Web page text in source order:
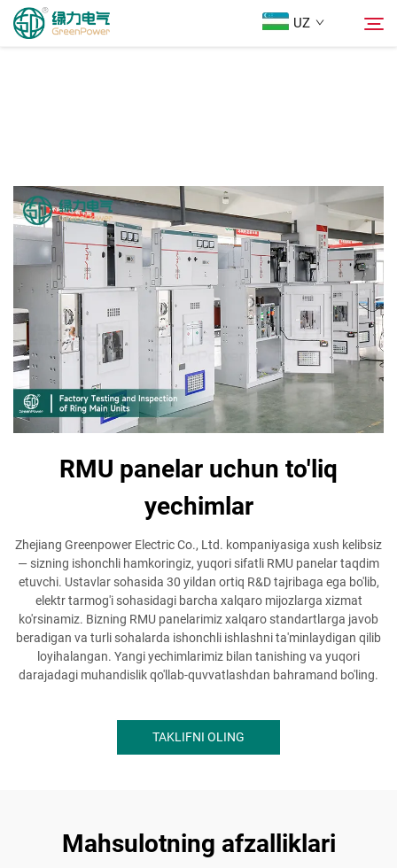
UZ
Biz Haqimizda
Yechimlar
Biz bilan bog'lanish
RMU panelar uchun to'liq
yechimlar
Zhejiang Greenpower Electric Co., Ltd. kompaniyasiga xush kelibsiz
— sizning ishonchli hamkoringiz, yuqori sifatli RMU panelar taqdim
etuvchi. Ustavlar sohasida 30 yildan ortiq R&D tajribaga ega bo'lib,
elektr tarmog'i sohasidagi barcha xalqaro mijozlarga xizmat
ko'rsinamiz. Bizning RMU panelarimiz xalqaro standartlarga javob
beradigan va turli sohalarda ishonchli ishlashni ta'minlaydigan qilib
loyihalangan. Yangi yechimlarimiz bilan tanishing va yuqori
darajadagi muhandislik qo'llab-quvvatlashdan bahramand bo'ling.
TAKLIFNI OLING
Mahsulotning afzalliklari